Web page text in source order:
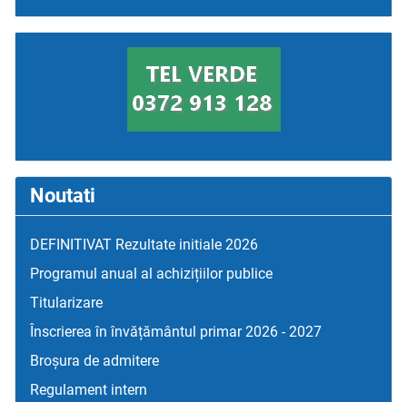
Noutati
DEFINITIVAT Rezultate initiale 2026
Programul anual al achizițiilor publice
Titularizare
Înscrierea în învățământul primar 2026 - 2027
Broșura de admitere
Regulament intern